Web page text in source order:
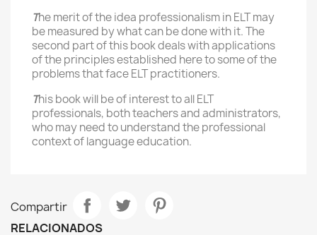
The merit of the idea professionalism in ELT may
be measured by what can be done with it. The
second part of this book deals with applications
of the principles established here to some of the
problems that face ELT practitioners.
This book will be of interest to all ELT
professionals, both teachers and administrators,
who may need to understand the professional
context of language education.
Compartir
RELACIONADOS